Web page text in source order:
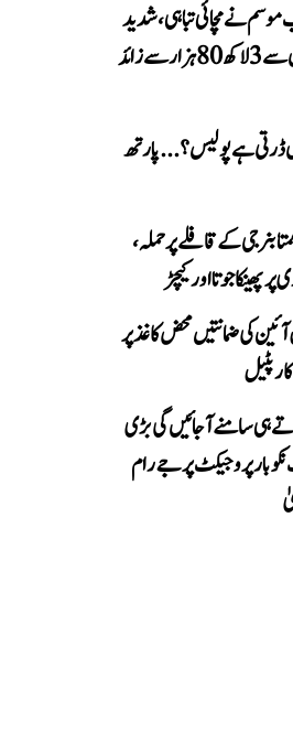
نے مچائی تباہی، شدید
بارش اور طوفان سے 3 لاکھ 80 ہزار سے زائد
ڈرتی ہے پولیس؟...پارتھ
بنرجی کے قافلے پر حملہ،
پھینکا جوتا اور کیچڑ
کی ضمانتیں محض کاغذ پر
پٹیل
ہی سامنے آ جائیں گی بڑی
پروجیکٹ پر جے رام